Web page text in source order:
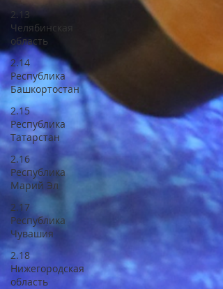
2.13
Челябинская
область
2.14
Республика
Башкортостан
2.15
Республика
Татарстан
2.16
Республика
Марий Эл
2.17
Республика
Чувашия
2.18
Нижегородская
область